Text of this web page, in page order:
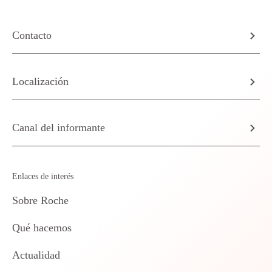
Contacto
Localización
Canal del informante
Enlaces de interés
Sobre Roche
Qué hacemos
Actualidad